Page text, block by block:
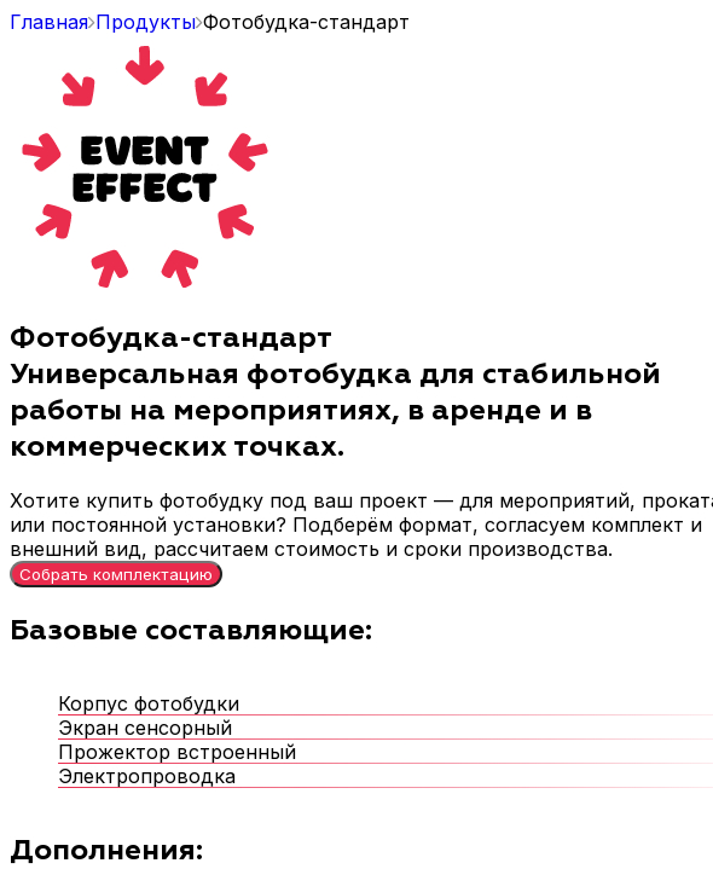
Главная Продукты Фотобудка-стандарт
Фотобудка-стандарт
Универсальная фотобудка для стабильной
работы на мероприятиях, в аренде и в
коммерческих точках.
Хотите купить фотобудку под ваш проект — для мероприятий,
или постоянной установки? Подберём формат, согласуем комплект и
внешний вид, рассчитаем стоимость и сроки производства.
Собрать комплектацию
Базовые составляющие:
Корпус фотобудки
Экран сенсорный
Прожектор встроенный
Электропроводка
Дополнения: